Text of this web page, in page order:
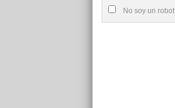
No soy un robot